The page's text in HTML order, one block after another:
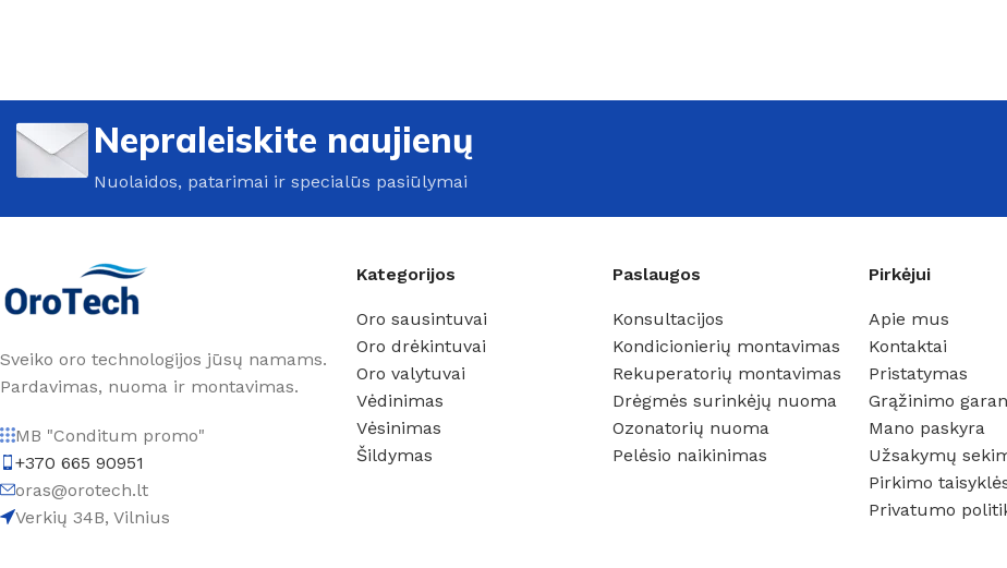
Nepraleiskite naujienų
Nuolaidos, patarimai ir specialūs pasiūlymai
Sveiko oro technologijos jūsų namams.
Pardavimas, nuoma ir montavimas.
MB "Conditum promo"
+370 665 90951
oras@orotech.lt
Verkių 34B, Vilnius
Kategorijos
Oro sausintuvai
Oro drėkintuvai
Oro valytuvai
Vėdinimas
Vėsinimas
Šildymas
Paslaugos
Konsultacijos
Kondicionierių montavimas
Rekuperatorių montavimas
Drėgmės surinkėjų nuoma
Ozonatorių nuoma
Pelėsio naikinimas
Pirkėjui
Apie mus
Kontaktai
Pristatymas
Grąžinimo
Mano paskyra
Užsakymų
Pirkimo
Privatumo